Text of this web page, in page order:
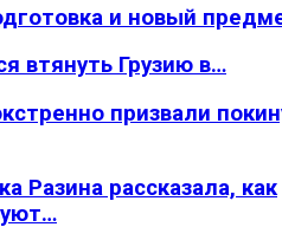
и новый
втянуть Грузию в…
призвали
Разина рассказала, как